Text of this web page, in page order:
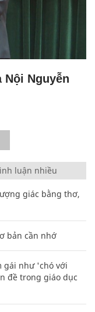
Nội Nguyễn
luận nhiều
giác bằng thơ,
bản cần nhớ
gái như 'chó với
đề trong giáo dục